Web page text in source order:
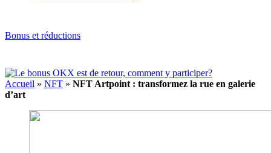
Bonus et réductions
Accueil » NFT » NFT Artpoint : transformez la rue en galerie
d’art